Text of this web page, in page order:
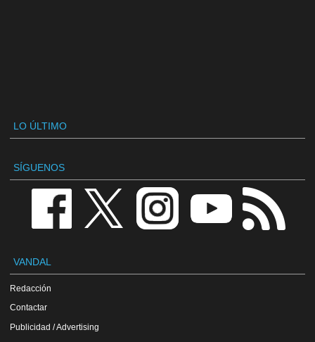
LO ÚLTIMO
SÍGUENOS
VANDAL
Redacción
Contactar
Publicidad / Advertising